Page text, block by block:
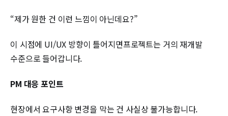
“제가 원한 건 이런 느낌이 아닌데요?”
이 시점에 UI/UX 방향이 틀어지면프로젝트는 거의 재개발
수준으로 들어갑니다.
PM 대응 포인트
현장에서 요구사항 변경을 막는 건 사실상 불가능합니다.